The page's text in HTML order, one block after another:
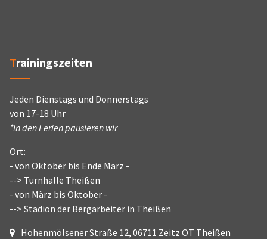
Trainingszeiten
Jeden Dienstags und Donnerstags
von 17-18 Uhr
*In den Ferien pausieren wir
Ort:
- von Oktober bis Ende März -
--> Turnhalle Theißen
- von März bis Oktober -
--> Stadion der Bergarbeiter in Theißen
Hohenmölsener Straße 12, 06711 Zeitz OT Theißen